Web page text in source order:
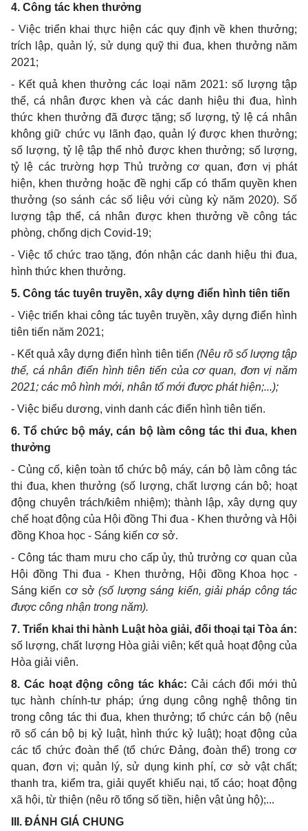
4. Công tác khen thưởng
- Việc triển khai thực hiện các quy định về khen thưởng;
trích lập, quản lý, sử dụng quỹ thi đua, khen thưởng năm
2021;
- Kết quả khen thưởng các loại năm 2021: số lượng tập
thể, cá nhân được khen và các danh hiệu thi đua, hình
thức khen thưởng đã được tặng; số lượng, tỷ lệ cá nhân
không giữ chức vụ lãnh đạo, quản lý được khen thưởng;
số lượng, tỷ lệ tập thể nhỏ được khen thưởng; số lượng,
tỷ lệ các trường hợp Thủ trưởng cơ quan, đơn vị phát
hiện, khen thưởng hoặc đề nghị cấp có thẩm quyền khen
thưởng (so sánh các số liệu với cùng kỳ năm 2020). Số
lượng tập thể, cá nhân được khen thưởng về công tác
phòng, chống dịch Covid-19;
- Việc tổ chức trao tặng, đón nhận các danh hiệu thi đua,
hình thức khen thưởng.
5. Công tác tuyên truyền, xây dựng điển hình tiên tiến
- Việc triển khai công tác tuyên truyền, xây dựng điển hình
tiên tiến năm 2021;
- Kết quả xây dựng điển hình tiên tiến (Nêu rõ số lượng tập
thể, cá nhân điển hình tiên tiến của cơ quan, đơn vị năm
2021; các mô hình mới, nhân tố mới được phát hiện;...);
- Việc biểu dương, vinh danh các điển hình tiên tiến.
6. Tổ chức bộ máy, cán bộ làm công tác thi đua, khen
thưởng
- Củng cố, kiện toàn tổ chức bộ máy, cán bộ làm công tác
thi đua, khen thưởng (số lượng, chất lượng cán bộ; hoạt
động chuyên trách/kiêm nhiệm); thành lập, xây dựng quy
chế hoạt động của Hội đồng Thi đua - Khen thưởng và Hội
đồng Khoa học - Sáng kiến cơ sở.
- Công tác tham mưu cho cấp ủy, thủ trưởng cơ quan của
Hội đồng Thi đua - Khen thưởng, Hội đồng Khoa học -
Sáng kiến cơ sở (số lượng sáng kiến, giải pháp công tác
được công nhận trong năm).
7. Triển khai thi hành Luật hòa giải, đối thoại tại Tòa án:
số lượng, chất lượng Hòa giải viên; kết quả hoạt động của
Hòa giải viên.
8. Các hoạt động công tác khác: Cải cách đổi mới thủ
tục hành chính-tư pháp; ứng dụng công nghệ thông tin
trong công tác thi đua, khen thưởng; tổ chức cán bộ (nêu
rõ số cán bộ bị kỷ luật, hình thức kỷ luật); hoạt động của
các tổ chức đoàn thể (tổ chức Đảng, đoàn thể) trong cơ
quan, đơn vị; quản lý, sử dụng kinh phí, cơ sở vật chất;
thanh tra, kiểm tra, giải quyết khiếu nại, tố cáo; hoạt động
xã hội, từ thiện (nêu rõ tổng số tiền, hiện vật ủng hộ);...
II. ĐÁNH GIÁ CHUNG